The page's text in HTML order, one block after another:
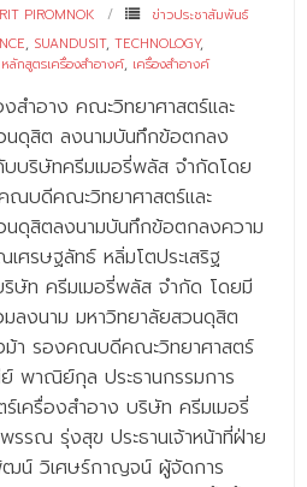
ดภัย
รณภัย
ร์
PIROMNOK
ข่าวประชาสัมพันธ์
, SUANDUSIT, TECHNOLOGY,
หลักสูตรเครื่องสำอางค์, เครื่องสำอางค์
สำอาง คณะวิทยาศาสตร์และ
นดุสิต ลงนามบันทึกข้อตกลง
บริษัทครีมเมอรี่พลัส จำกัดโดย
ณบดีคณะวิทยาศาสตร์และ
นดุสิตลงนามบันทึกข้อตกลงความ
ศรษฐลัทธ์ หลิ่มโตประเสริฐ
ริษัท ครีมเมอรี่พลัส จำกัด โดยมี
ลงนาม มหาวิทยาลัยสวนดุสิต
ม้า รองคณบดีคณะวิทยาศาสตร์
ย์ พาณิย์กุล ประธานกรรมการ
เครื่องสำอาง บริษัท ครีมเมอรี่
รณ รุ่งสุข ประธานเจ้าหน้าที่ฝ่าย
น์ วิเศษร์กาญจน์ ผู้จัดการ